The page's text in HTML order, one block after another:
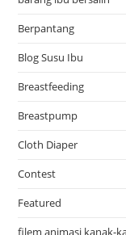
Berpantang
Blog Susu Ibu
Breastfeeding
Breastpump
Cloth Diaper
Contest
Featured
filem animasi kanak-